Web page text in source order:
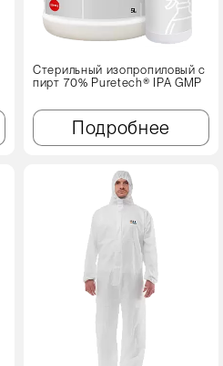
Стерильный изопропиловый с
пирт 70% Puretech® IPA GMP
Подробнее